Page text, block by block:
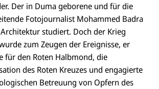
Der in Duma geborene und für die
Fotojournalist Mohammed Badra
studiert. Doch der Krieg
zum Zeugen der Ereignisse, er
für den Roten Halbmond, die
des Roten Kreuzes und engagierte
Betreuung von Opfern des